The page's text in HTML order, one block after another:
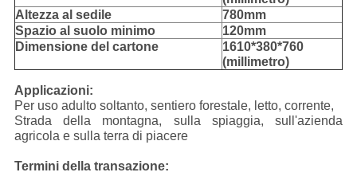
Altezza al sedile
780mm
Spazio al suolo minimo
120mm
Dimensione del cartone
1610*380*760
(millimetro)
Applicazioni:
Per uso adulto soltanto, sentiero forestale, letto, corrente,
Strada della montagna, sulla spiaggia, sull'azienda
agricola e sulla terra di piacere
Termini della transazione: